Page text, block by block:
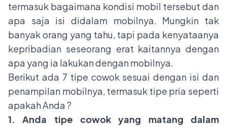
termasuk bagaimana kondisi mobil tersebut dan
apa saja isi didalam mobilnya. Mungkin tak
banyak orang yang tahu, tapi pada kenyataanya
kepribadian seseorang erat kaitannya dengan
apa yang ia lakukan dengan mobilnya.
Berikut ada 7 tipe cowok sesuai dengan isi dan
penampilan mobilnya, termasuk tipe pria seperti
apakah Anda ?
1. Anda tipe cowok yang matang dalam